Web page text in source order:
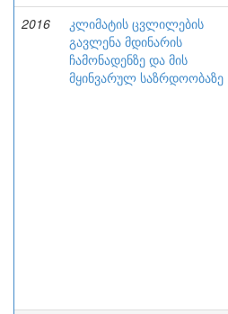
2016
კლიმატის ცვლილების
გავლენა მდინარის
ჩამონადენზე და მის
მყინვარულ საზრდოობაზე